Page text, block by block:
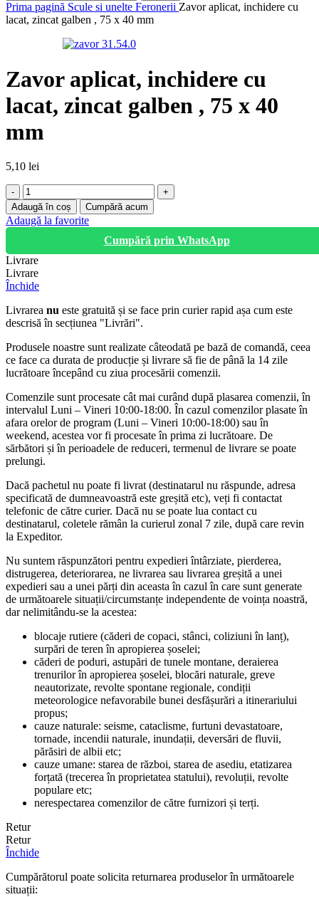
Prima pagină Scule si unelte Feronerii Zavor aplicat, inchidere cu
lacat, zincat galben , 75 x 40 mm
Zavor aplicat, inchidere cu
lacat, zincat galben , 75 x 40
mm
5,10 lei
Cantitate
Zavor
aplicat,
inchidere
lacat,
zincat
galben
,
x
40
mm
Adaugă în coș Cumpără acum
Adaugă la favorite
Cumpără prin WhatsApp
Livrare
Livrare
Închide
Livrarea nu este gratuită și se face prin curier rapid așa cum este
descrisă în secțiunea "Livrări".
Produsele noastre sunt realizate câteodată pe bază de comandă, ceea
ce face ca durata de producție și livrare să fie de până la 14 zile
lucrătoare începând cu ziua procesării comenzii.
Comenzile sunt procesate cât mai curând după plasarea comenzii, în
intervalul Luni – Vineri 10:00-18:00. În cazul comenzilor plasate în
afara orelor de program (Luni – Vineri 10:00-18:00) sau în
weekend, acestea vor fi procesate în prima zi lucrătoare. De
sărbători și în perioadele de reduceri, termenul de livrare se poate
prelungi.
Dacă pachetul nu poate fi livrat (destinatarul nu răspunde, adresa
specificată de dumneavoastră este greșită etc), veți fi contactat
telefonic de către curier. Dacă nu se poate lua contact cu
destinatarul, coletele rămân la curierul zonal 7 zile, după care revin
la Expeditor.
Nu suntem răspunzători pentru expedieri întârziate, pierderea,
distrugerea, deteriorarea, ne livrarea sau livrarea greșită a unei
expedieri sau a unei părți din aceasta în cazul în care sunt generate
de următoarele situații/circumstanțe independente de voința noastră,
dar nelimitându-se la acestea:
blocaje rutiere (căderi de copaci, stânci, coliziuni în lanț),
surpări de teren în apropierea șoselei;
căderi de poduri, astupări de tunele montane, deraierea
trenurilor în apropierea șoselei, blocări naturale, greve
neautorizate, revolte spontane regionale, condiții
meteorologice nefavorabile bunei desfășurări a itinerariului
propus;
cauze naturale: seisme, cataclisme, furtuni devastatoare,
tornade, incendii naturale, inundații, deversări de fluvii,
părăsiri de albii etc;
cauze umane: starea de război, starea de asediu, etatizarea
forțată (trecerea în proprietatea statului), revoluții, revolte
populare etc;
nerespectarea comenzilor de către furnizori și terți.
Retur
Retur
Închide
Cumpărătorul poate solicita returnarea produselor în următoarele
situații: